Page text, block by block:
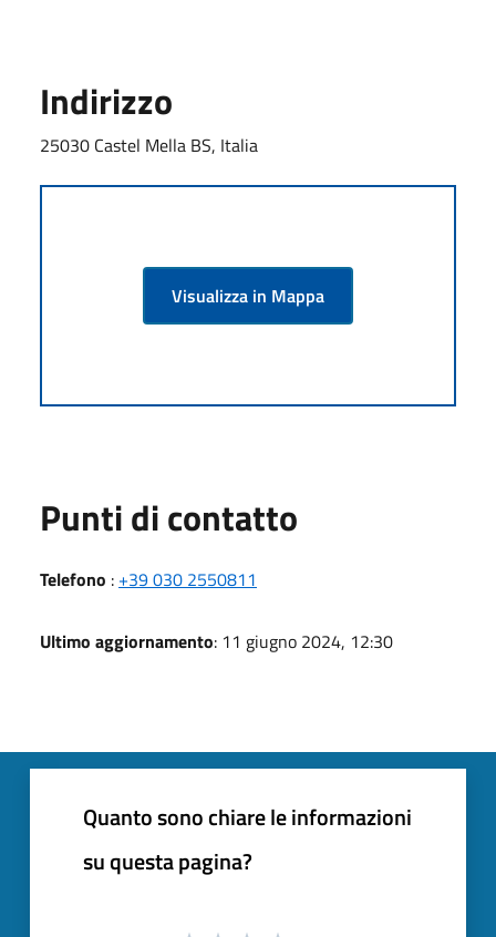
Indirizzo
25030 Castel Mella BS, Italia
Visualizza in Mappa
Punti di contatto
Telefono : +39 030 2550811
Ultimo aggiornamento: 11 giugno 2024, 12:30
Quanto sono chiare le informazioni
su questa pagina?